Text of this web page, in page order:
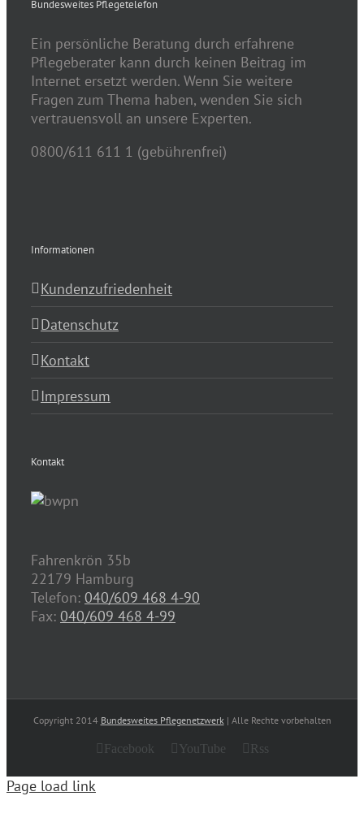
Bundesweites Pflegetelefon
Ein persönliche Beratung durch erfahrene
Pflegeberater kann durch keinen Beitrag im
Internet ersetzt werden. Wenn Sie weitere
Fragen zum Thema haben, wenden Sie sich
vertrauensvoll an unsere Experten.
0800/611 611 1 (gebührenfrei)
Informationen
Kundenzufriedenheit
Datenschutz
Kontakt
Impressum
Kontakt
Fahrenkrön 35b
22179 Hamburg
Telefon: 040/609 468 4-90
Fax: 040/609 468 4-99
Copyright 2014 Bundesweites Pflegenetzwerk | Alle Rechte vorbehalten
Facebook YouTube Rss
Page load link